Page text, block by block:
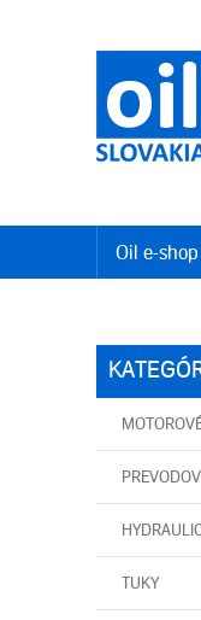
Oil e-shop
TUKY